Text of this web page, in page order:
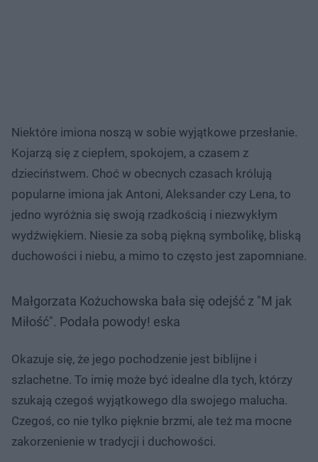
Niektóre imiona noszą w sobie wyjątkowe przesłanie.
Kojarzą się z ciepłem, spokojem, a czasem z
dzieciństwem. Choć w obecnych czasach królują
popularne imiona jak Antoni, Aleksander czy Lena, to
jedno wyróżnia się swoją rzadkością i niezwykłym
wydźwiękiem. Niesie za sobą piękną symbolikę, bliską
duchowości i niebu, a mimo to często jest zapomniane.
Małgorzata Kożuchowska bała się odejść z "M jak
Miłość". Podała powody! eska
Okazuje się, że jego pochodzenie jest biblijne i
szlachetne. To imię może być idealne dla tych, którzy
szukają czegoś wyjątkowego dla swojego malucha.
Czegoś, co nie tylko pięknie brzmi, ale też ma mocne
zakorzenienie w tradycji i duchowości.